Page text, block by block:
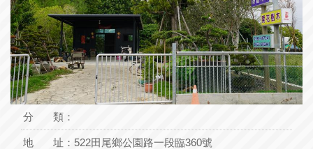
分 類：
地 址： 522田尾鄉公園路一段臨360號